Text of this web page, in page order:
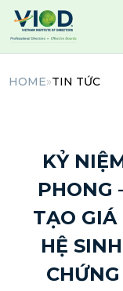
HOME»TIN TỨC
KỶ
PHONG
TẠO GIÁ
HỆ